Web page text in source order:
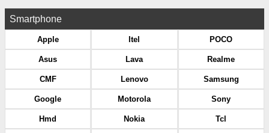
Smartphone
Apple
Asus
CMF
Google
Hmd
Itel
Lava
Lenovo
Motorola
Nokia
POCO
Realme
Samsung
Sony
Tcl